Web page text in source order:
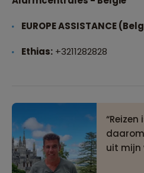
Reizen
uit mijn
EUROPE ASSISTANCE
Ethias: +3211282828